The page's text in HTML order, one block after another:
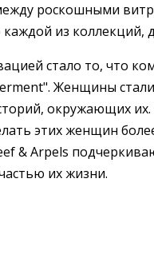
роскошными
из коллекций,
стало то, что
Женщины
окружающих
этих женщин
& Arpels
их жизни.